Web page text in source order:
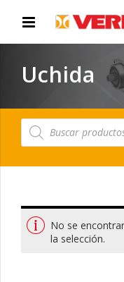
Uchida
Búsqueda
de
No se
la selección.